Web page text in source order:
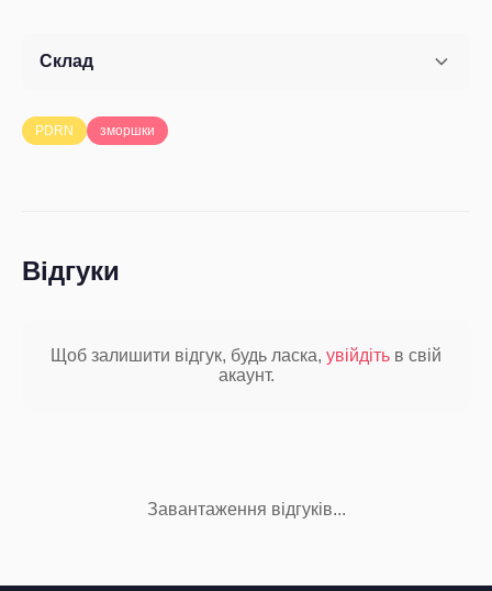
Склад
PDRN зморшки
Відгуки
Щоб залишити відгук, будь ласка, увійдіть в свій
акаунт.
Завантаження відгуків...